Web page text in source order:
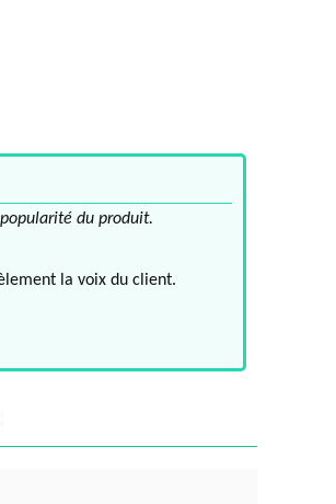
du produit.
la voix du client.